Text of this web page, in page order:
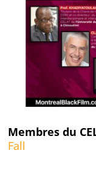
Membres du
Fall